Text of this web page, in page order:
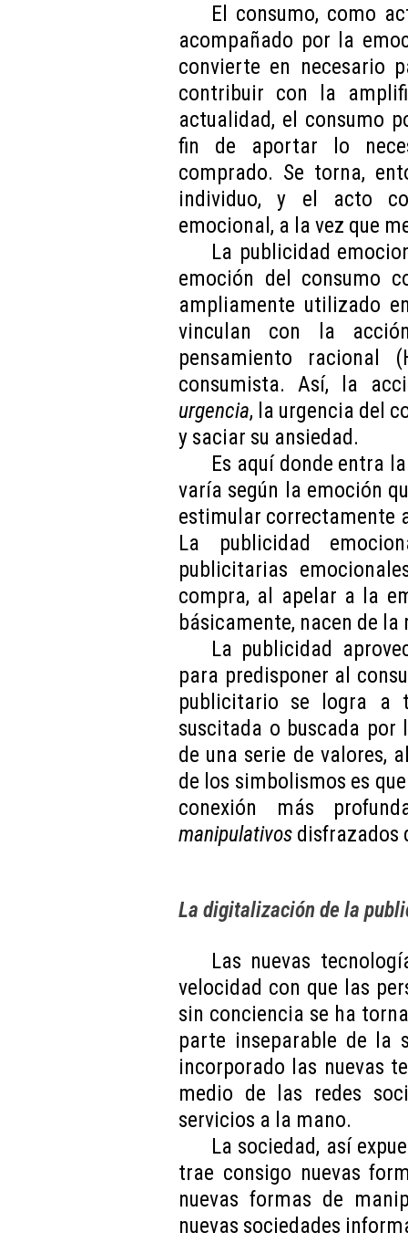
El consumo, como
acompañado por la
convierte en necesario
contribuir con la
actualidad, el consumo
fin de aportar lo
comprado. Se torna,
individuo, y el acto
emocional, a la vez que
La publicidad
emoción del consumo
ampliamente utilizado
vinculan con la
pensamiento racional
consumista. Así, la
urgencia, la urgencia del
y saciar su ansiedad.
Es aquí donde entra
varía según la emoción
estimular correctamente
La publicidad
publicitarias
compra, al apelar a la
básicamente, nacen de
La publicidad
para predisponer al
publicitario se logra a
suscitada o buscada
de una serie de valores,
de los simbolismos es
conexión más
manipulativos disfrazados
La digitalización de la
Las nuevas
velocidad con que las
sin conciencia se ha
parte inseparable de la
incorporado las nuevas
medio de las redes
servicios a la mano.
La sociedad, así
trae consigo nuevas
nuevas formas de
nuevas sociedades